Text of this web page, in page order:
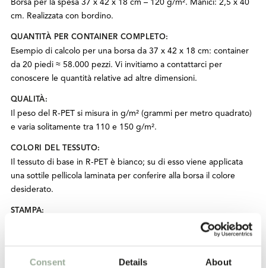
Consent Details About
Borsa per la spesa 37 x 42 x 18 cm – 120 g/m². Manici: 2,5 x 40
cm. Realizzata con bordino.
QUANTITÀ PER CONTAINER COMPLETO:
Esempio di calcolo per una borsa da 37 x 42 x 18 cm: container
da 20 piedi ≈ 58.000 pezzi. Vi invitiamo a contattarci per
conoscere le quantità relative ad altre dimensioni.
QUALITÀ:
Il peso del R-PET si misura in g/m² (grammi per metro quadrato)
e varia solitamente tra 110 e 150 g/m².
COLORI DEL TESSUTO:
Il tessuto di base in R-PET è bianco; su di esso viene applicata
una sottile pellicola laminata per conferire alla borsa il colore
desiderato.
STAMPA:
Laminazione: una sottile pellicola colorata viene applicata al
COMPONENTI AGGIUNTIVI: